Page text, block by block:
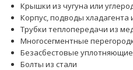
Крышки из чугуна или
Корпус, подводы хладагента
Трубки теплопередачи из
Многосегментные
Безасбестовые
Болты из стали